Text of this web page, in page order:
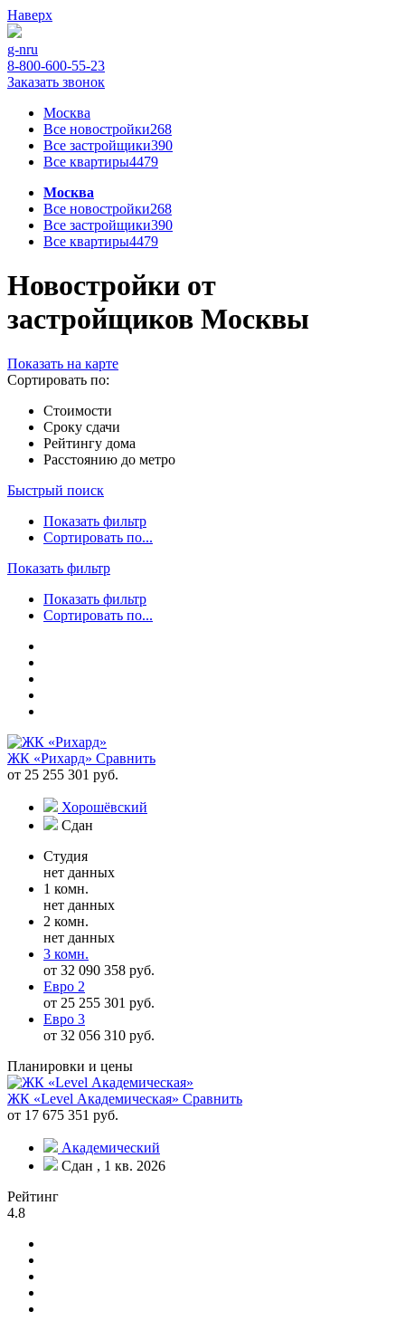
Наверх
g-nru
8-800-600-55-23
Заказать звонок
Москва
Все новостройки268
Все застройщики390
Все квартиры4479
Москва
Все новостройки268
Все застройщики390
Все квартиры4479
Новостройки от
застройщиков Москвы
Показать на карте
Сортировать по:
Стоимости
Сроку сдачи
Рейтингу дома
Расстоянию до метро
Быстрый поиск
Показать фильтр
Сортировать по...
Показать фильтр
Показать фильтр
Сортировать по...
ЖК «Рихард» Сравнить
от 25 255 301 руб.
Хорошёвский
Сдан
Студия
нет данных
1 комн.
нет данных
2 комн.
нет данных
3 комн.
от 32 090 358 руб.
Евро 2
от 25 255 301 руб.
Евро 3
от 32 056 310 руб.
Планировки и цены
ЖК «Level Академическая» Сравнить
от 17 675 351 руб.
Академический
Сдан , 1 кв. 2026
Рейтинг
4.8